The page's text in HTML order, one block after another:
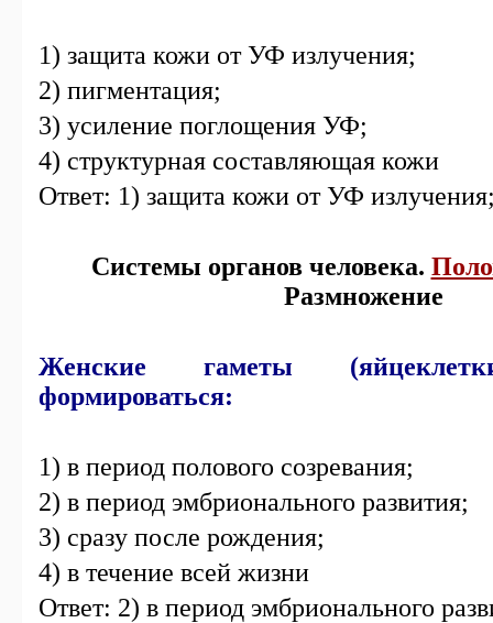
1) защита кожи от УФ излучения;
2) пигментация;
3) усиление поглощения УФ;
4) структурная составляющая кожи
Ответ: 1) защита кожи от УФ
Системы органов человека.
Размножение
Женские гаметы
формироваться:
1) в период полового созревания;
2) в период эмбрионального развития;
3) сразу после рождения;
4) в течение всей жизни
Ответ: 2) в период эмбрионального